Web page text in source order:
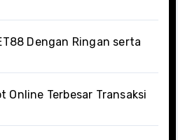
Dengan Ringan serta
Online Terbesar Transaksi